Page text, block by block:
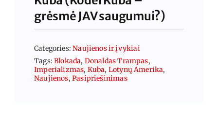
grėsmė JAV saugumui?)
Categories:Naujienos ir įvykiai
Tags:Blokada, Donaldas Trampas,
Imperializmas, Kuba, Lotynų Amerika,
Naujienos, Pasipriešinimas